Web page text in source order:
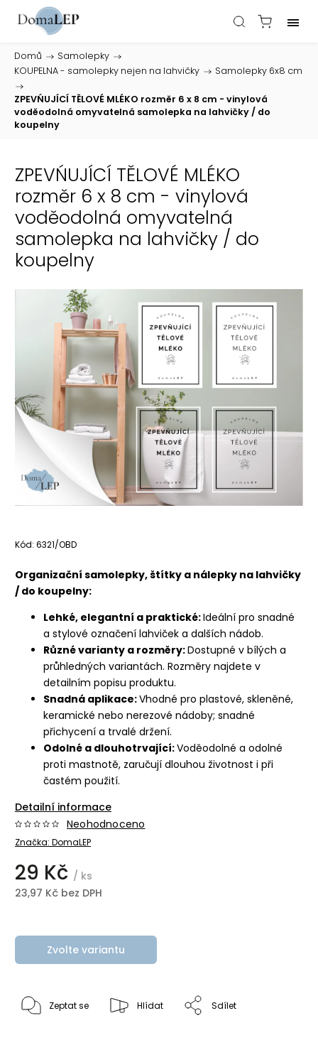
Domů / Samolepky /
KOUPELNA - samolepky nejen na lahvičky /
Samolepky 6x8 cm
/
ZPEVŃUJÍCÍ TĚLOVÉ MLÉKO rozměr 6 x 8 cm - vinylová
voděodolná omyvatelná samolepka na lahvičky / do
koupelny
ZPEVŃUJÍCÍ TĚLOVÉ MLÉKO
rozměr 6 x 8 cm - vinylová
voděodolná omyvatelná
samolepka na lahvičky / do
koupelny
Kód: 6321/OBD
Organizační samolepky, štítky a nálepky na lahvičky
/ do koupelny:
Lehké, elegantní a praktické:Ideální pro snadné
a stylové označení lahviček a dalších nádob.
Různé varianty a rozměry:Dostupné v bílých a
průhledných variantách. Rozměry najdete v
detailním popisu produktu.
Snadná aplikace:Vhodné pro plastové, skleněné,
keramické nebo nerezové nádoby; snadné
přichycení a trvalé držení.
Odolné a dlouhotrvající:Voděodolné a odolné
proti mastnotě, zaručují dlouhou životnost i při
častém použití.
Detailní informace
Značka: DomaLEP
Neohodnoceno
29 Kč / ks
23,97 Kč bez DPH
Zvolte variantu
Zeptat se Hlídat Sdílet